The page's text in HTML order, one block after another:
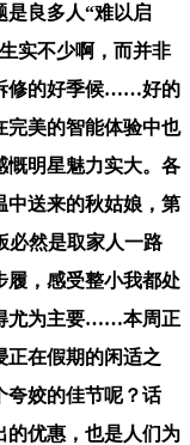
良多人“难以启
实不少啊，而并非
修的好季候……好的
完美的智能体验中也
明星魅力实大。各
中送来的秋姑娘，第
必然是取家人一路
履，感受整小我都处
尤为主要……本周正
正在假期的闲适之
夸姣的佳节呢？话
的优惠，也是人们为